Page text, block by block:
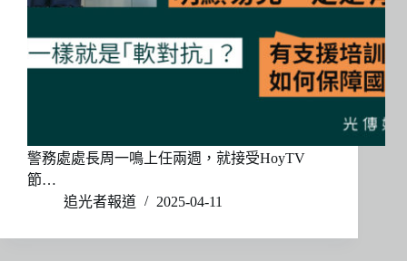
警務處處長周一鳴上任兩週，就接受HoyTV
節…
追光者報道
2025-04-11